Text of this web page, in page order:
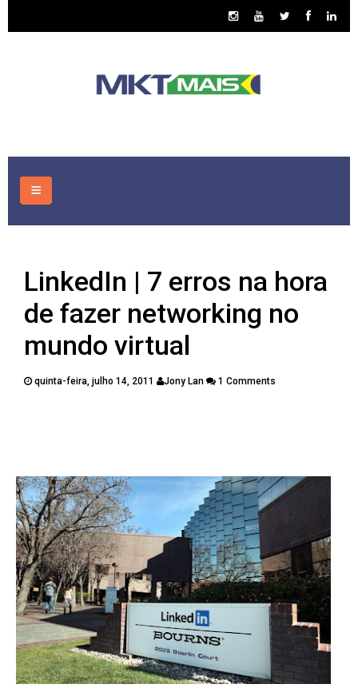
CONSULTORIA
ASSUNTOS
PUBLICAÇÕES
LinkedIn | 7 erros na hora
de fazer networking no
mundo virtual
quinta-feira, julho 14, 2011 Jony Lan 1 Comments